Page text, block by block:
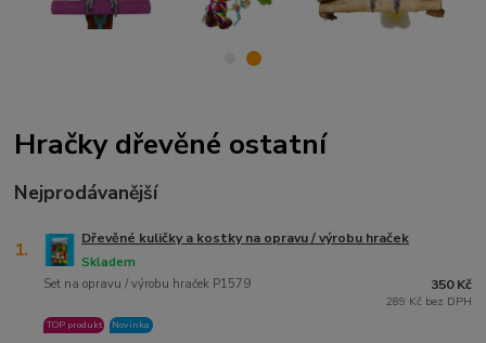
Hračky dřevěné ostatní
Nejprodávanější
1. Dřevěné kuličky a kostky na opravu / výrobu hraček
Set na opravu / výrobu hraček P1579
Skladem
TOP produkt Novinka
350 Kč
289 Kč bez DPH